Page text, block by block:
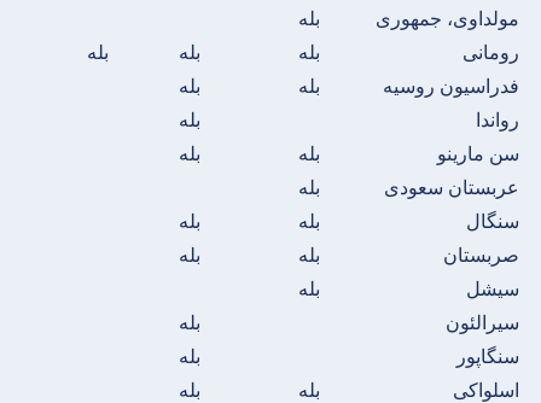
مولداوی، جمهوری
بله
رومانی
بله بله
بله
فدراسیون روسیه
بله
بله
رواندا
بله
سن مارینو
بله
بله
عربستان سعودی
بله
سنگال
بله
بله
صربستان
بله
بله
سیشل
بله
سیرالئون
بله
سنگاپور
بله
اسلواکی
بله
بله